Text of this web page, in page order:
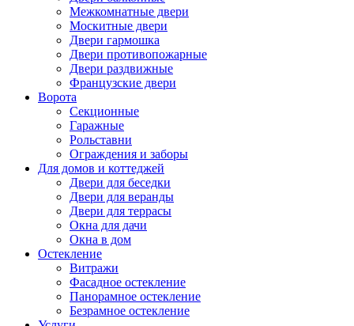
Межкомнатные двери
Москитные двери
Двери гармошка
Двери противопожарные
Двери раздвижные
Французские двери
Ворота
Секционные
Гаражные
Рольставни
Ограждения и заборы
Для домов и коттеджей
Двери для беседки
Двери для веранды
Двери для террасы
Окна для дачи
Окна в дом
Остекление
Витражи
Фасадное остекление
Панорамное остекление
Безрамное остекление